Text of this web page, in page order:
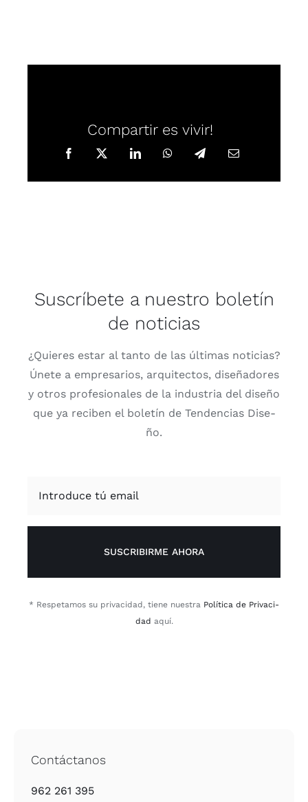
Compartir es vivir!
Suscríbete a nuestro boletín
de noticias
¿Quie­res estar al tan­to de las últi­mas noti­cias?
Úne­te a empre­sa­rios, arqui­tec­tos, dise­ña­do­res
y otros pro­fe­sio­na­les de la indus­tria del dise­ño
que ya reci­ben el bole­tín de Ten­den­cias Dise­
ño.
SUSCRIBIRME AHORA
* Res­pe­ta­mos su pri­va­ci­dad, tie­ne nues­tra Polí­ti­ca de Pri­va­ci­
dad aquí.
Contáctanos
962 261 395